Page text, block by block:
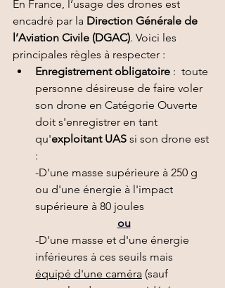
En France, l’usage des drones est
encadré par la Direction Générale de
l’Aviation Civile (DGAC). Voici les
principales règles à respecter :
Enregistrement obligatoire :  toute
personne désireuse de faire voler
son drone en Catégorie Ouverte
doit s'enregistrer en tant
qu'exploitant UAS si son drone est
:
-D'une masse supérieure à 250 g
ou d'une énergie à l'impact
supérieure à 80 joules
ou
-D'une masse et d'une énergie
inférieures à ces seuils mais
équipé d'une caméra (sauf